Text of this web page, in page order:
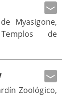
Myasigone,
de
Zoológico,